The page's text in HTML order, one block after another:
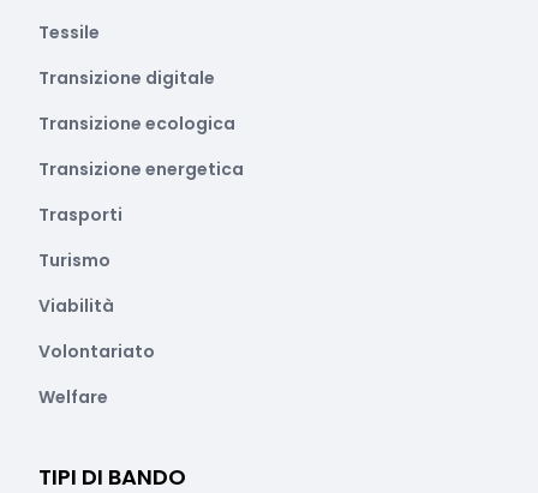
Tessile
Transizione digitale
Transizione ecologica
Transizione energetica
Trasporti
Turismo
Viabilità
Volontariato
Welfare
TIPI DI BANDO